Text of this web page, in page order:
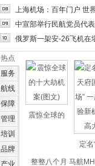
上海机场：百年门户 世
中宣部举行民航党员代
俄罗斯一架安-26飞机在
热点
服务
航线
保障
管理
培训
品牌
产业
震惊全球的
定名
整整八个月 马航